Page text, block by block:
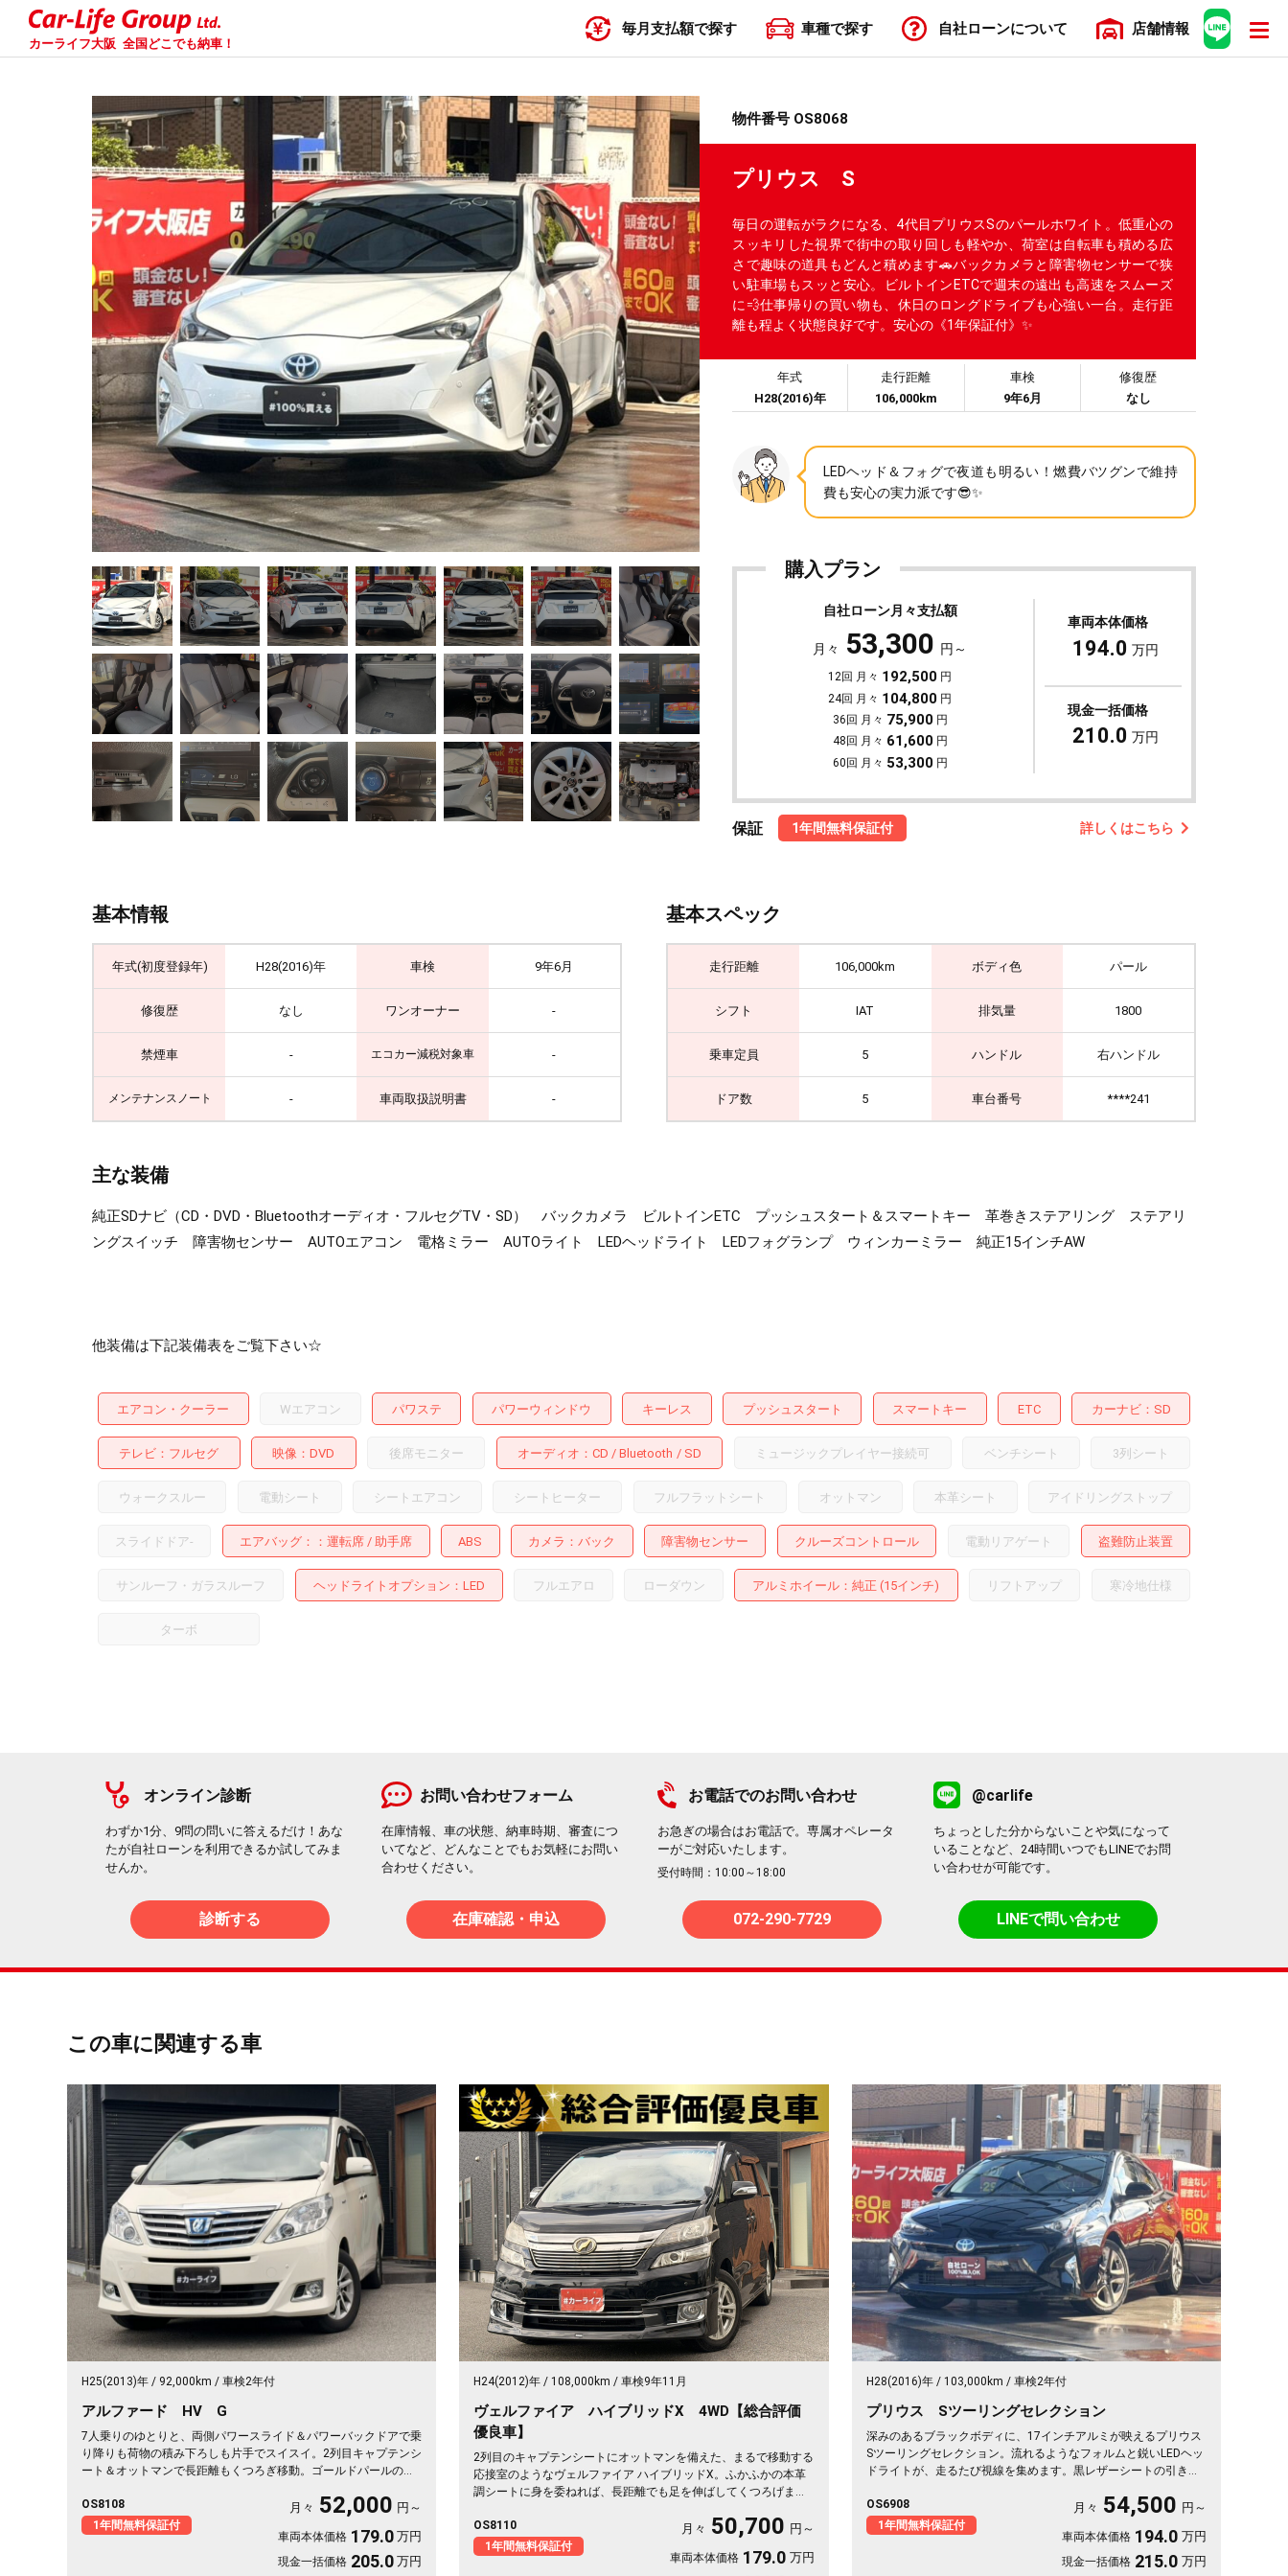
カーライフ大阪 全国どこでも納車！
毎月支払額で探す 車種で探す 自社ローンについて 店舗情報
物件番号 OS8068
プリウス S
毎日の運転がラクになる、4代目プリウスSのパールホワイト。低重心の
スッキリした視界で街中の取り回しも軽やか、荷室は自転車も積める広
さで趣味の道具もどんと積めます🚗バックカメラと障害物センサーで狭
い駐車場もスッと安心。ビルトインETCで週末の遠出も高速をスムーズ
に💨仕事帰りの買い物も、休日のロングドライブも心強い一台。走行距
離も程よく状態良好です。安心の《1年保証付》✨
年式
H28(2016)年
走行距離
106,000km
車検
9年6月
修復歴
なし
LEDヘッド＆フォグで夜道も明るい！燃費バツグンで維持
費も安心の実力派です😎✨
購入プラン
自社ローン月々支払額
月々 53,300 円～
12回 月々 192,500 円
24回 月々 104,800 円
36回 月々 75,900 円
48回 月々 61,600 円
60回 月々 53,300 円
車両本体価格
194.0 万円
現金一括価格
210.0 万円
保証 1年間無料保証付 詳しくはこちら
基本情報
年式(初度登録年) H28(2016)年 車検 9年6月
修復歴 なし ワンオーナー -
禁煙車 - エコカー減税対象車 -
メンテナンスノート - 車両取扱説明書 -
基本スペック
走行距離 106,000km ボディ色 パール
シフト IAT 排気量 1800
乗車定員 5 ハンドル 右ハンドル
ドア数 5 車台番号 ****241
主な装備
純正SDナビ（CD・DVD・Bluetoothオーディオ・フルセグTV・SD） バックカメラ ビルトインETC プッシュスタート＆スマートキー 革巻きステアリング ステアリ
ングスイッチ 障害物センサー AUTOエアコン 電格ミラー AUTOライト LEDヘッドライト LEDフォグランプ ウィンカーミラー 純正15インチAW
他装備は下記装備表をご覧下さい☆
エアコン・クーラー Wエアコン パワステ パワーウィンドウ キーレス プッシュスタート スマートキー ETC カーナビ SD
テレビ フルセグ 映像 DVD 後席モニター オーディオ CD Bluetooth SD ミュージックプレイヤー接続可 ベンチシート 3列シート
ウォークスルー 電動シート シートエアコン シートヒーター フルフラットシート オットマン 本革シート アイドリングストップ
スライドドア- エアバッグ： 運転席 助手席 ABS カメラ バック 障害物センサー クルーズコントロール 電動リアゲート 盗難防止装置
サンルーフ・ガラスルーフ ヘッドライトオプション LED フルエアロ ローダウン アルミホイール ：純正 (15インチ) リフトアップ 寒冷地仕様
ターボ
オンライン診断
わずか1分、9問の問いに答えるだけ！あな
たが自社ローンを利用できるか試してみま
せんか。
診断する
お問い合わせフォーム
在庫情報、車の状態、納車時期、審査につ
いてなど、どんなことでもお気軽にお問い
合わせください。
在庫確認・申込
お電話でのお問い合わせ
お急ぎの場合はお電話で。専属オペレータ
ーがご対応いたします。
受付時間：10:00～18:00
072-290-7729
@carlife
ちょっとした分からないことや気になって
いることなど、24時間いつでもLINEでお問
い合わせが可能です。
LINEで問い合わせ
この車に関連する車
H25(2013)年 92,000km 車検2年付
アルファード HV G
7人乗りのゆとりと、両側パワースライド＆パワーバックドアで乗
り降りも荷物の積み下ろしも片手でスイスイ。2列目キャプテンシ
ート＆オットマンで長距離もくつろぎ移動。ゴールドパールの落
もスッと駐車。仲間との遠出も送迎も一台で頼れる相棒に🚗✨💺
🙌😊。ロングドライブが待ち遠しくなる一台です《1年保証付》
👑
OS8108
1年間無料保証付
月々 52,000 円～
車両本体価格 179.0 万円
現金一括価格 205.0 万円
H24(2012)年 108,000km 車検9年11月
ヴェルファイア ハイブリッドX 4WD【総合評価
優良車】
2列目のキャプテンシートにオットマンを備えた、まるで移動する
応接室のようなヴェルファイア ハイブリッドX。ふかふかの本革
調シートに身を委ねれば、長距離でも足を伸ばしてくつろげます
側スライドドアで乗り降りもスマート、仲間との遠出も静かで快
適な空間が待っています。四輪駆動だから雪道もどんと来い。毎
日の移動が特別なひとときに変わる一台です✨《1年保証付》🚗👑
OS8110
1年間無料保証付
月々 50,700 円～
車両本体価格 179.0 万円
H28(2016)年 103,000km 車検2年付
プリウス Sツーリングセレクション
深みのあるブラックボディに、17インチアルミが映えるプリウス
Sツーリングセレクション。流れるようなフォルムと鋭いLEDヘッ
ドライトが、走るたび視線を集めます。黒レザーシートの引き締
レコ搭載で万一の時も映像で安心です。休日は海までひとり気ま
まにドライブ、そんな時間が似合う一台🚗✨💎💺。乗るほど愛着
がわく相棒です《1年保証付》😎
OS6908
1年間無料保証付
月々 54,500 円～
車両本体価格 194.0 万円
現金一括価格 215.0 万円